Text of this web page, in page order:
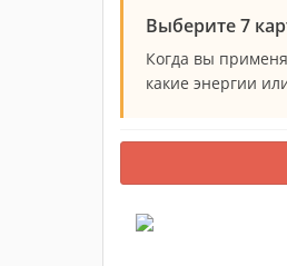
Выберите 7
Когда вы
какие энергии